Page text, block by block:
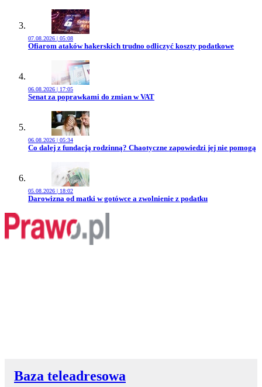
07.08.2026 | 05:08
Przejdź do artykułu:
Ofiarom ataków hakerskich trudno odliczyć koszty podatkowe
06.08.2026 | 17:05
Przejdź do artykułu:
Senat za poprawkami do zmian w VAT
06.08.2026 | 05:34
Przejdź do artykułu:
Co dalej z fundacją rodzinną? Chaotyczne zapowiedzi jej nie pomogą
05.08.2026 | 18:02
Przejdź do artykułu:
Darowizna od matki w gotówce a zwolnienie z podatku
Baza teleadresowa